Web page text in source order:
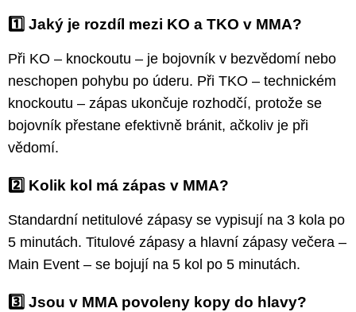
1️⃣ Jaký je rozdíl mezi KO a TKO v MMA?
Při KO – knockoutu – je bojovník v bezvědomí nebo
neschopen pohybu po úderu. Při TKO – technickém
knockoutu – zápas ukončuje rozhodčí, protože se
bojovník přestane efektivně bránit, ačkoliv je při
vědomí.
2️⃣ Kolik kol má zápas v MMA?
Standardní netitulové zápasy se vypisují na 3 kola po
5 minutách. Titulové zápasy a hlavní zápasy večera –
Main Event – se bojují na 5 kol po 5 minutách.
3️⃣ Jsou v MMA povoleny kopy do hlavy?